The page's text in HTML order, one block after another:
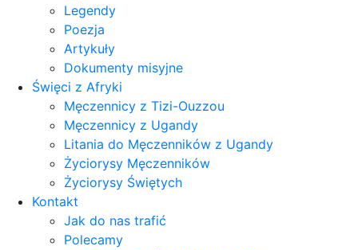
Legendy
Poezja
Artykuły
Dokumenty misyjne
Święci z Afryki
Męczennicy z Tizi-Ouzzou
Męczennicy z Ugandy
Litania do Męczenników z Ugandy
Życiorysy Męczenników
Życiorysy Świętych
Kontakt
Jak do nas trafić
Polecamy